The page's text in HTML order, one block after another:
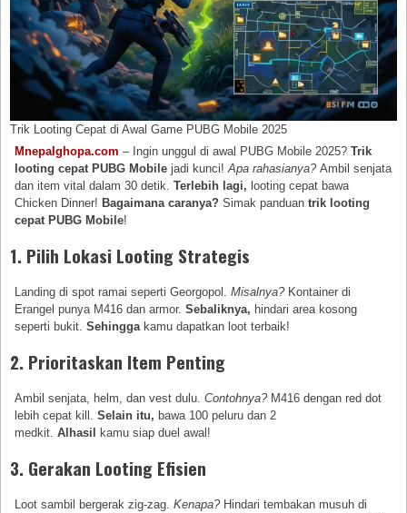
Trik Looting Cepat di Awal Game PUBG Mobile 2025
Mnepalghopa.com– Ingin unggul di awal PUBG Mobile 2025?Trik
looting cepat PUBG Mobile jadi kunci!Apa rahasianya?Ambil senjata
dan item vital dalam 30 detik.Terlebih lagi, looting cepat bawa
Chicken Dinner! Bagaimana caranya? Simak panduantrik looting
cepat PUBG Mobile!
1. Pilih Lokasi Looting Strategis
Landing di spot ramai seperti Georgopol.Misalnya?Kontainer di
Erangel punya M416 dan armor.Sebaliknya, hindari area kosong
seperti bukit.Sehinggakamu dapatkan loot terbaik!
2. Prioritaskan Item Penting
Ambil senjata, helm, dan vest dulu.Contohnya?M416 dengan red dot
lebih cepat kill.Selain itu, bawa 100 peluru dan 2
medkit.Alhasil kamu siap duel awal!
3. Gerakan Looting Efisien
Loot sambil bergerak zig-zag.Kenapa?Hindari tembakan musuh di